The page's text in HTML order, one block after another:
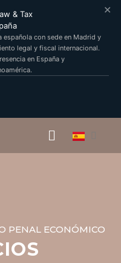
✕
& Tax
española con sede en Madrid y
legal y fiscal internacional.
en España y
PENAL ECONÓMICO